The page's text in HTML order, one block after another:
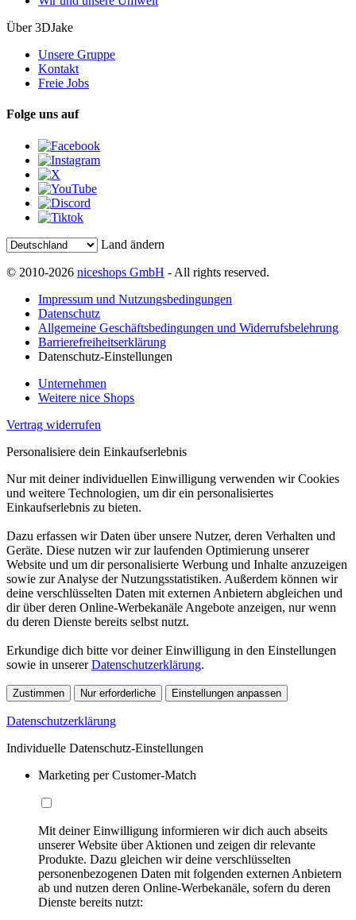
Über 3DJake
Unsere Gruppe
Kontakt
Freie Jobs
Folge uns auf
Land ändern
© 2010-2026 niceshops GmbH - All rights reserved.
Impressum und Nutzungsbedingungen
Datenschutz
Allgemeine Geschäftsbedingungen und Widerrufsbelehrung
Barrierefreiheitserklärung
Datenschutz-Einstellungen
Unternehmen
Weitere nice Shops
Vertrag widerrufen
Personalisiere dein Einkaufserlebnis
Nur mit deiner individuellen Einwilligung verwenden wir Cookies
und weitere Technologien, um dir ein personalisiertes
Einkaufserlebnis zu bieten.
Dazu erfassen wir Daten über unsere Nutzer, deren Verhalten und
Geräte. Diese nutzen wir zur laufenden Optimierung unserer
Website und um dir personalisierte Werbung und Inhalte anzuzeigen
sowie zur Analyse der Nutzungsstatistiken. Außerdem können wir
deine verschlüsselten Daten mit externen Anbietern abgleichen und
dir über deren Online-Werbekanäle Angebote anzeigen, nur wenn
du deren Dienste bereits selbst nutzt.
Erkundige dich bitte vor deiner Einwilligung in den Einstellungen
sowie in unsererDatenschutzerklärung.
Zustimmen Nur erforderliche Einstellungen anpassen
Datenschutzerklärung
Individuelle Datenschutz-Einstellungen
Marketing per Customer-Match
Mit deiner Einwilligung informieren wir dich auch abseits
unserer Website über Aktionen und zeigen dir relevante
Produkte. Dazu gleichen wir deine verschlüsselten
personenbezogenen Daten mit folgenden externen Anbietern
ab und nutzen deren Online-Werbekanäle, sofern du deren
Dienste bereits nutzt: